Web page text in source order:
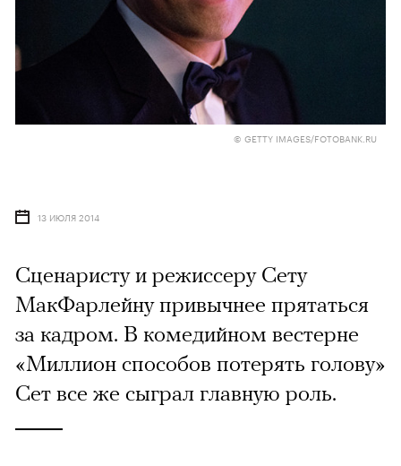
© GETTY IMAGES/FOTOBANK.RU
13 ИЮЛЯ 2014
Сценаристу и режиссеру Сету
МакФарлейну привычнее прятаться
за кадром. В комедийном вестерне
«Миллион способов потерять голову»
Сет все же сыграл главную роль.